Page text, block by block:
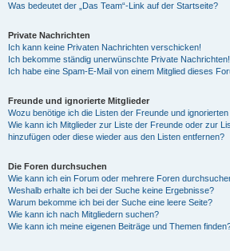
Was bedeutet der „Das Team“-Link auf der Startseite?
Private Nachrichten
Ich kann keine Privaten Nachrichten verschicken!
Ich bekomme ständig unerwünschte Private Nachrichten!
Ich habe eine Spam-E-Mail von einem Mitglied dieses
Freunde und ignorierte Mitglieder
Wozu benötige ich die Listen der Freunde und ignorierten
Wie kann ich Mitglieder zur Liste der Freunde oder zur
hinzufügen oder diese wieder aus den Listen entfernen?
Die Foren durchsuchen
Wie kann ich ein Forum oder mehrere Foren
Weshalb erhalte ich bei der Suche keine Ergebnisse?
Warum bekomme ich bei der Suche eine leere Seite?
Wie kann ich nach Mitgliedern suchen?
Wie kann ich meine eigenen Beiträge und Themen